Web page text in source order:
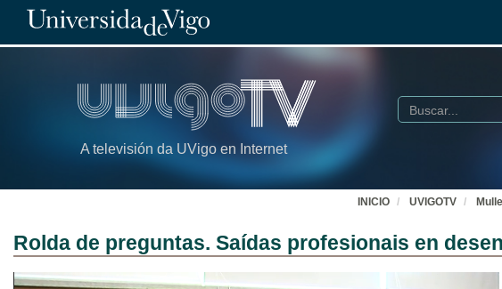
A televisión da UVigo en Internet
Buscar
INICIO UVIGOTV
Rolda de preguntas. Saídas profesionais en